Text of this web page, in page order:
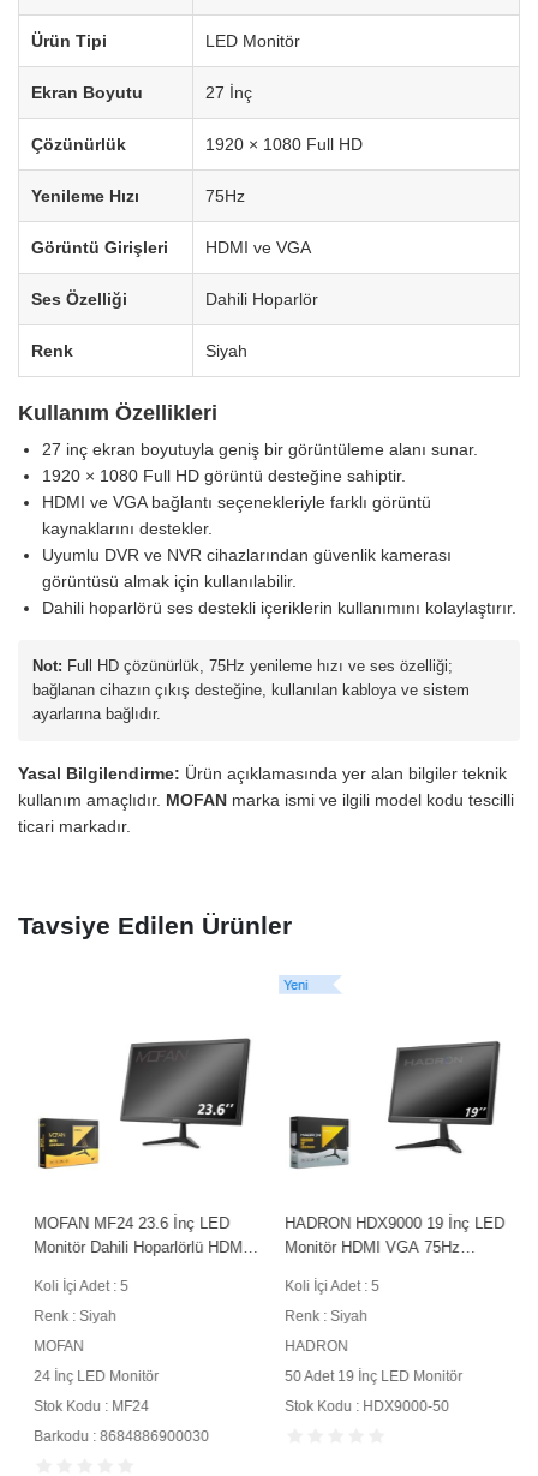
Ürün Tipi LED Monitör
Ekran Boyutu 27 İnç
Çözünürlük 1920 × 1080 Full HD
Yenileme Hızı 75Hz
Görüntü Girişleri HDMI ve VGA
Ses Özelliği Dahili Hoparlör
Renk Siyah
Kullanım Özellikleri
27 inç ekran boyutuyla geniş bir görüntüleme alanı sunar.
1920 × 1080 Full HD görüntü desteğine sahiptir.
HDMI ve VGA bağlantı seçenekleriyle farklı görüntü
kaynaklarını destekler.
Uyumlu DVR ve NVR cihazlarından güvenlik kamerası
görüntüsü almak için kullanılabilir.
Dahili hoparlörü ses destekli içeriklerin kullanımını kolaylaştırır.
Not: Full HD çözünürlük, 75Hz yenileme hızı ve ses özelliği;
bağlanan cihazın çıkış desteğine, kullanılan kabloya ve sistem
ayarlarına bağlıdır.
Yasal Bilgilendirme: Ürün açıklamasında yer alan bilgiler teknik
kullanım amaçlıdır. MOFAN marka ismi ve ilgili model kodu tescilli
ticari markadır.
Tavsiye Edilen Ürünler
MOFAN MF24 23.6 İnç LED
Monitör Dahili Hoparlörlü HDMI
Siyah
Koli İçi Adet : 5
Renk : Siyah
MOFAN
24 İnç LED Monitör
Stok Kodu : MF24
Barkodu : 8684886900030
Yeni
HADRON HDX9000 19 İnç LED
Monitör HDMI VGA 75Hz
Koli İçi Adet : 5
Renk : Siyah
HADRON
50 Adet 19 İnç LED Monitör
Stok Kodu : HDX9000-50